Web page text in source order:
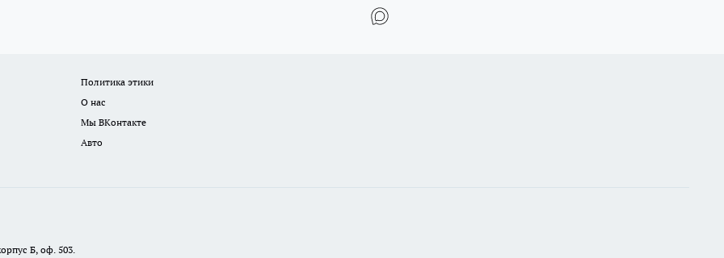
Политика этики
О нас
Мы ВКонтакте
Авто
Б, оф. 503.